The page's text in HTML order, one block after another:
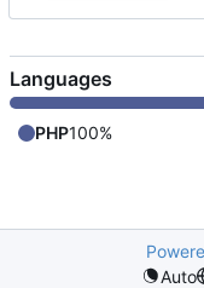
Languages
PHP100%
Auto